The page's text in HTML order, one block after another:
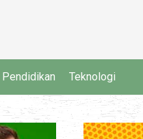
Pendidikan Teknologi